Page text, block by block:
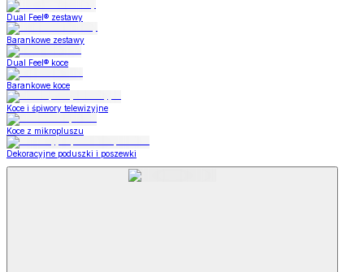
Dual Feel® zestawy
Barankowe zestawy
Dual Feel® koce
Barankowe koce
Koce i śpiwory telewizyjne
Koce z mikropluszu
Dekoracyjne poduszki i poszewki